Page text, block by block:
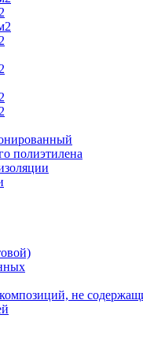
полиэтилена
не